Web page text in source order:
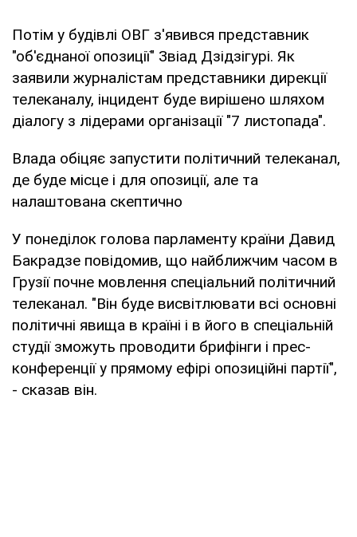
Потім у будівлі ОВГ з'явився представник
"об'єднаної опозиції" Звіад Дзідзігурі. Як
заявили журналістам представники дирекції
телеканалу, інцидент буде вирішено шляхом
діалогу з лідерами організації "7 листопада".
Влада обіцяє запустити політичний телеканал,
де буде місце і для опозиції, але та
налаштована скептично
У понеділок голова парламенту країни Давид
Бакрадзе повідомив, що найближчим часом в
Грузії почне мовлення спеціальний політичний
телеканал. "Він буде висвітлювати всі основні
політичні явища в країні і в його в спеціальній
студії зможуть проводити брифінги і прес-
конференції у прямому ефірі опозиційні партії",
- сказав він.